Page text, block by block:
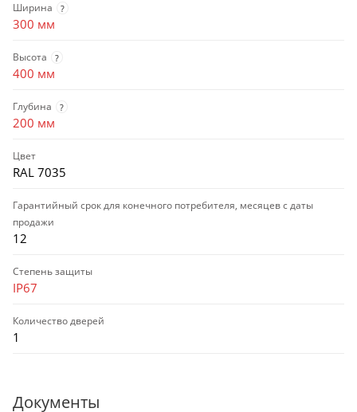
Ширина ?
300 мм
Высота ?
400 мм
Глубина ?
200 мм
Цвет
RAL 7035
Гарантийный срок для конечного потребителя, месяцев с даты
продажи
12
Степень защиты
IP67
Количество дверей
1
Документы